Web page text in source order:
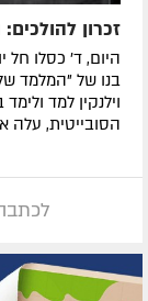
זכרון
היום, ד' כסלו חל
בנו של "המלמד
וילנקין למד
הסובייטית, עלה